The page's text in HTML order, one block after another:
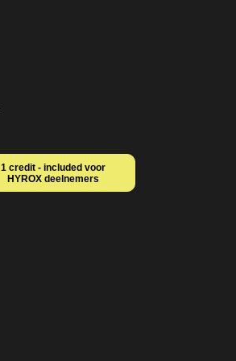
1 credit - included voor
HYROX deelnemers